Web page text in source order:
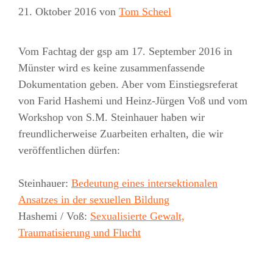
21. Oktober 2016 von Tom Scheel
Vom Fachtag der gsp am 17. September 2016 in
Münster wird es keine zusammenfassende
Dokumentation geben. Aber vom Einstiegsreferat
von Farid Hashemi und Heinz-Jürgen Voß und vom
Workshop von S.M. Steinhauer haben wir
freundlicherweise Zuarbeiten erhalten, die wir
veröffentlichen dürfen:
Steinhauer: Bedeutung eines intersektionalen
Ansatzes in der sexuellen Bildung
Hashemi / Voß: Sexualisierte Gewalt,
Traumatisierung und Flucht